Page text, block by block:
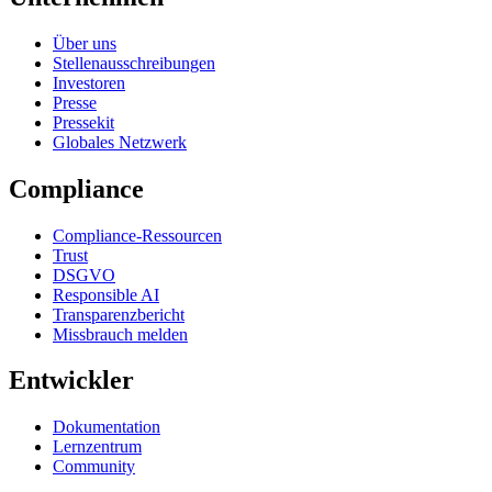
Über uns
Stellenausschreibungen
Investoren
Presse
Pressekit
Globales Netzwerk
Compliance
Compliance-Ressourcen
Trust
DSGVO
Responsible AI
Transparenzbericht
Missbrauch melden
Entwickler
Dokumentation
Lernzentrum
Community